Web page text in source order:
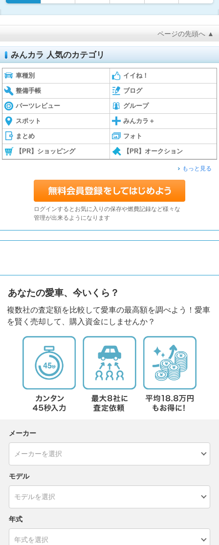
ページの先頭へ ▲
みんカラ 人気のカテゴリ
車種別 イイね！
整備手帳 ブログ
パーツレビュー グループ
スポット みんカラ＋
まとめ フォト
【PR】ショッピング 【PR】オークション
もっと見る
ログインするとお気に入りの保存や燃費記録など様々な
管理が出来るようになります
あなたの愛車、今いくら？
複数社の査定額を比較して愛車の最高額を調べよう！愛車
を賢く売却して、購入資金にしませんか？
メーカー
モデル
年式